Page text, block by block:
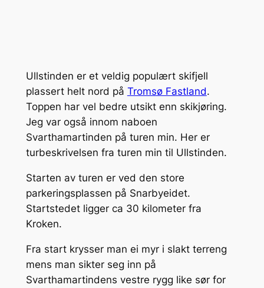
Ullstinden er et veldig populært skifjell
plassert helt nord på Tromsø Fastland.
Toppen har vel bedre utsikt enn skikjøring.
Jeg var også innom naboen
Svarthamartinden på turen min. Her er
turbeskrivelsen fra turen min til Ullstinden.
Starten av turen er ved den store
parkeringsplassen på Snarbyeidet.
Startstedet ligger ca 30 kilometer fra
Kroken.
Fra start krysser man ei myr i slakt terreng
mens man sikter seg inn på
Svarthamartindens vestre rygg like sør for